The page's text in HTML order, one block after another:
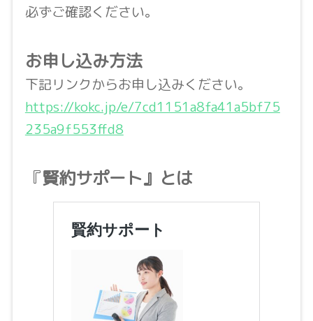
必ずご確認ください。
お申し込み方法
下記リンクからお申し込みください。
https://kokc.jp/e/7cd1151a8fa41a5bf75
235a9f553ffd8
『賢約サポート』とは